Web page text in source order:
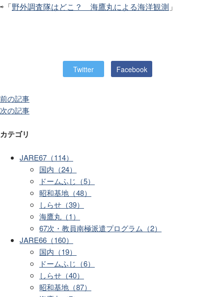
⇨「野外調査隊はどこ？ 海鷹丸による海洋観測 」
Twitter Facebook
前の記事
次の記事
カテゴリ
JARE67（114）
国内（24）
ドームふじ（5）
昭和基地（48）
しらせ（39）
海鷹丸（1）
67次・教員南極派遣プログラム（2）
JARE66（160）
国内（19）
ドームふじ（6）
しらせ（40）
昭和基地（87）